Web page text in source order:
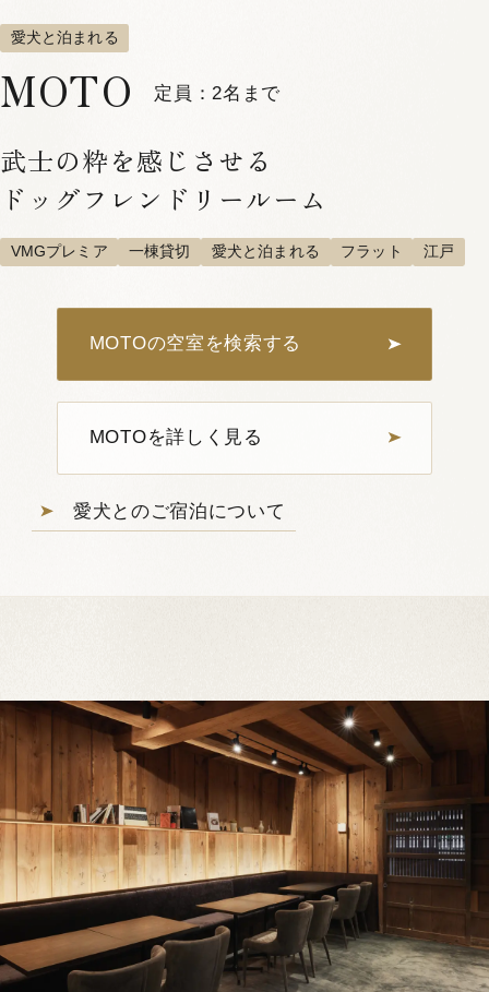
愛犬と泊まれる
MOTO 定員：2名まで
武士の粋を感じさせる
ドッグフレンドリールーム
VMGプレミア 一棟貸切 愛犬と泊まれる フラット 江戸
MOTOの空室を検索する
MOTOを詳しく見る
愛犬とのご宿泊について
MUNE 502